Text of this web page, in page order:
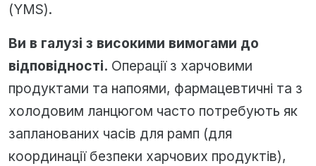
(YMS).
Ви в галузі з високими вимогами до
відповідності. Операції з харчовими
продуктами та напоями, фармацевтичні та з
холодовим ланцюгом часто потребують як
запланованих часів для рамп (для
координації безпеки харчових продуктів),